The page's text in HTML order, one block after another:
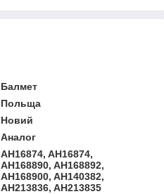
Балмет
Польща
Новий
Аналог
AH16874, AH16874,
AH168890, AH168892,
AH168900, AH140382,
AH213836, AH213835